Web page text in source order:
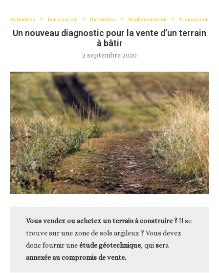
Actualités Bon à savoir Nationales Réglementation Transaction
Un nouveau diagnostic pour la vente d’un terrain
à bâtir
2 septembre 2020
Vous vendez ou achetez un terrain à construire ?Il se
trouve sur une zone de sols argileux ? Vous devez
donc fournir uneétude géotechnique, quisera
annexée au compromis de vente.